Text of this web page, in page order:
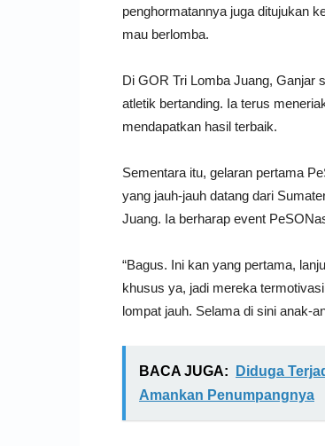
penghormatannya juga ditujukan
mau berlomba.
Di GOR Tri Lomba Juang, Ganjar
atletik bertanding. Ia terus
mendapatkan hasil terbaik.
Sementara itu, gelaran pertama
yang jauh-jauh datang dari
Juang. Ia berharap event
“Bagus. Ini kan yang pertama,
khusus ya, jadi mereka
lompat jauh. Selama di sini anak-
BACA JUGA:
Diduga
Amankan Penumpangnya